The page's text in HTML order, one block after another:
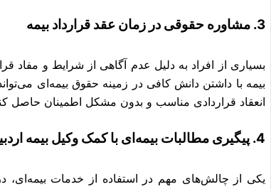
3. مشاوره حقوقی در زمان عقد قرارداد بیمه
بسیاری از افراد به دلیل عدم آگاهی از شرایط و مفاد
بیمه با داشتن دانش کافی در زمینه حقوق بیمه‌ای
انعقاد قراردادی مناسب و بدون مشکل اطمینان حاصل
4. پیگیری مطالبات بیمه‌ای با کمک وکیل بیمه اردبیل
یکی از چالش‌های مهم در استفاده از خدمات